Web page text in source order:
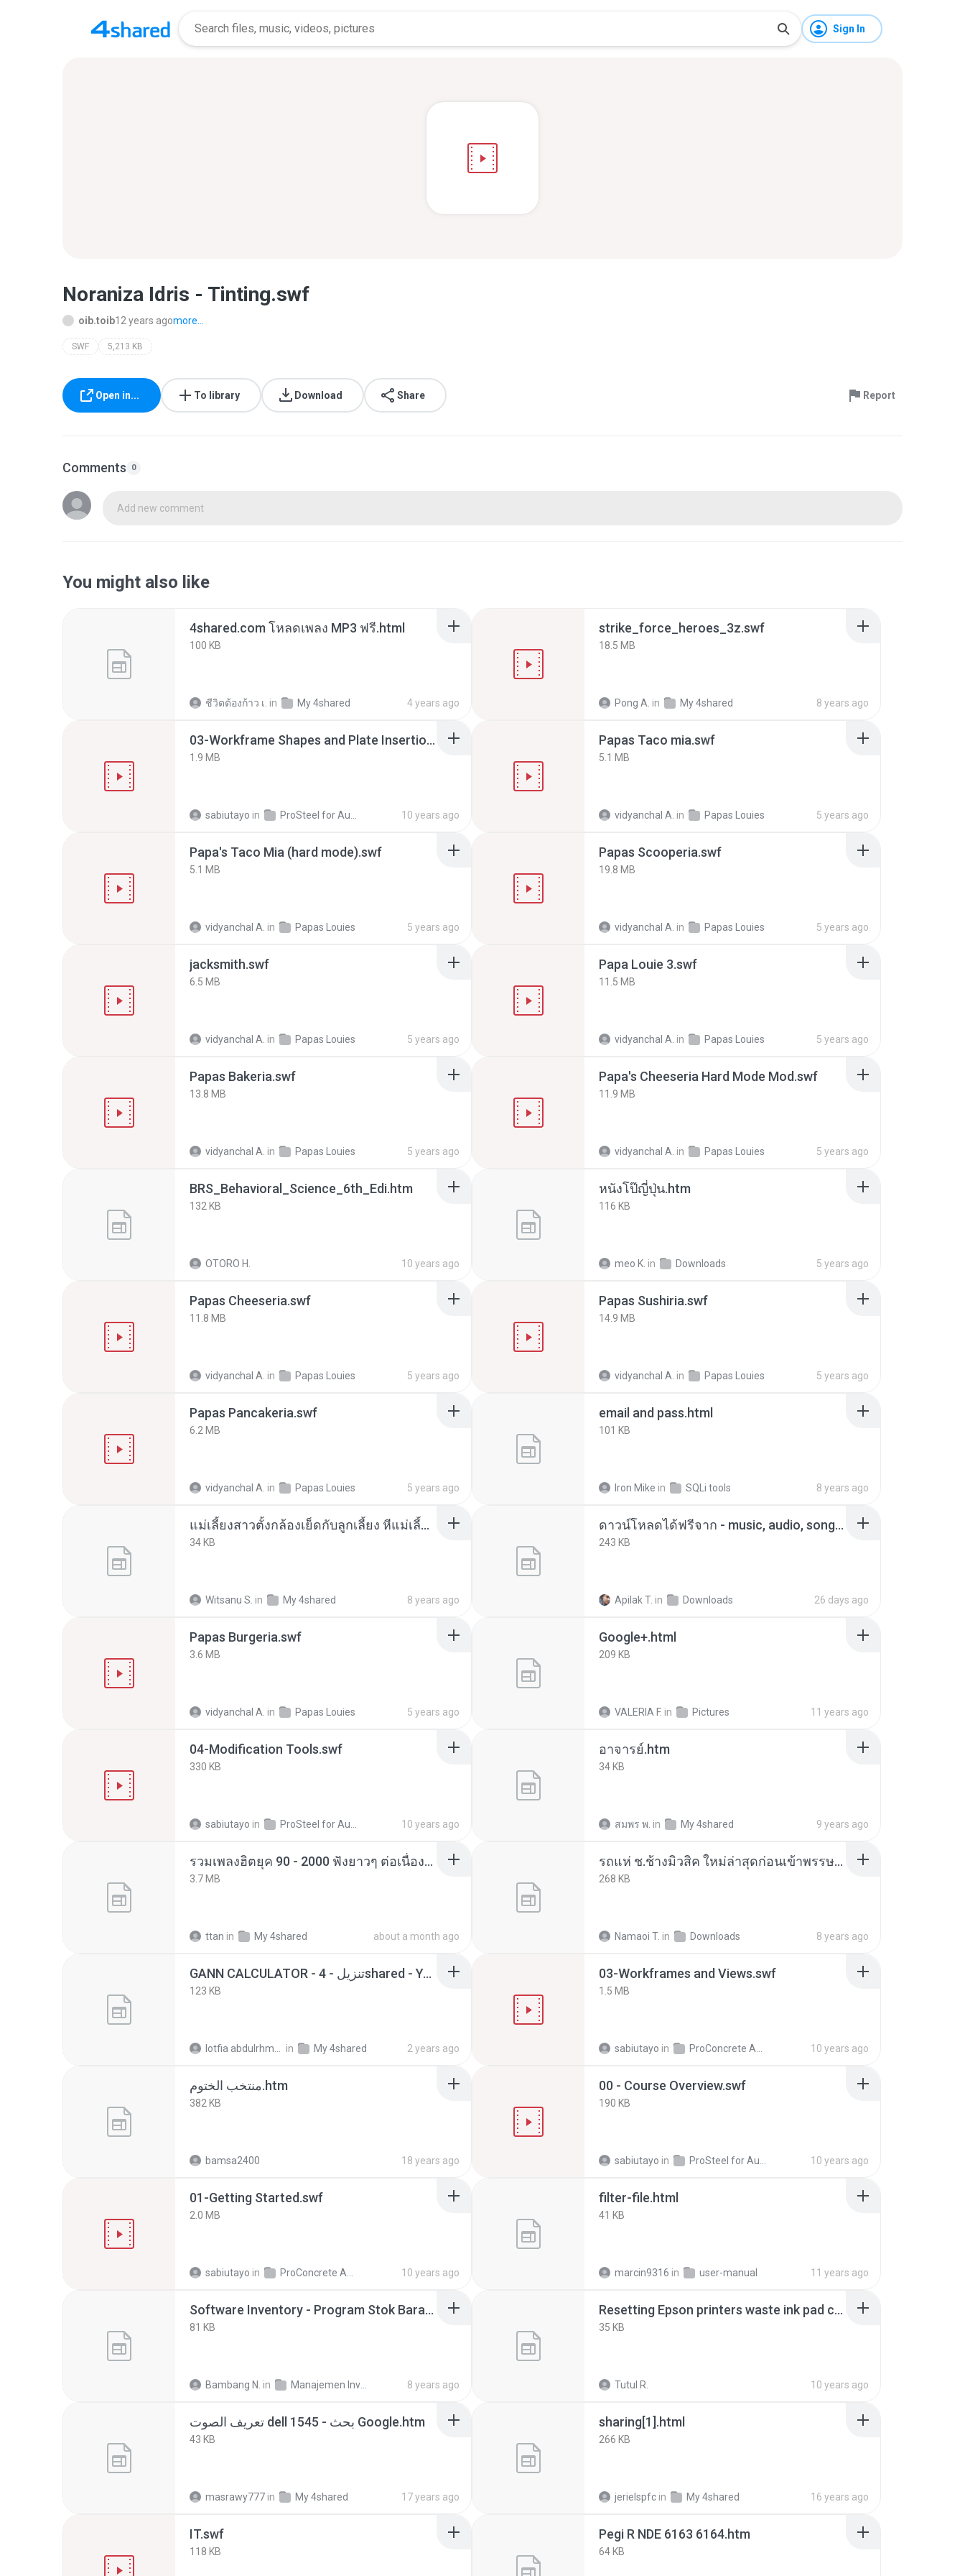
Sign In
Noraniza Idris - Tinting.swf
oib.toib12 years agomore...
SWF 5,213 KB
Open in... To library Download Share Report
Comments 0
Add new comment
You might also like
4shared.com โหลดเพลง MP3 ฟรี.html
100 KB
ชีวิตต้องก้าว เ. in My 4shared 4 years ago
strike_force_heroes_3z.swf
18.5 MB
Pong A. in My 4shared 8 years ago
03-Workframe Shapes and Plate Insertion.swf
1.9 MB
sabiutayo in 10 years ago
Papas Taco mia.swf
5.1 MB
vidyanchal A. in Papas Louies 5 years ago
Papa's Taco Mia (hard mode).swf
5.1 MB
vidyanchal A. in Papas Louies 5 years ago
Papas Scooperia.swf
19.8 MB
vidyanchal A. in Papas Louies 5 years ago
jacksmith.swf
6.5 MB
vidyanchal A. in Papas Louies 5 years ago
Papa Louie 3.swf
11.5 MB
vidyanchal A. in Papas Louies 5 years ago
Papas Bakeria.swf
13.8 MB
vidyanchal A. in Papas Louies 5 years ago
Papa's Cheeseria Hard Mode Mod.swf
11.9 MB
vidyanchal A. in Papas Louies 5 years ago
BRS_Behavioral_Science_6th_Edi.htm
132 KB
OTORO H. 10 years ago
หนังโป๊ญี่ปุ่น.htm
116 KB
meo K. in Downloads 5 years ago
Papas Cheeseria.swf
11.8 MB
vidyanchal A. in Papas Louies 5 years ago
Papas Sushiria.swf
14.9 MB
vidyanchal A. in Papas Louies 5 years ago
Papas Pancakeria.swf
6.2 MB
vidyanchal A. in Papas Louies 5 years ago
email and pass.html
101 KB
Iron Mike in SQLi tools 8 years ago
แม่เลี้ยงสาวตั้งกล้องเย็ดกับลูกเลี้ยง หีแม่เลี้ยงเ.html
34 KB
Witsanu S. in My 4shared 8 years ago
ดาวน์โหลดได้ฟรีจาก - music, audio, song - 4shared - การใช้แฟ้มร่วมกันและพื้นที่จัดเก็บโดยไม่เสียค่าใช้จ่าย.html
243 KB
Apilak T. in Downloads 26 days ago
Papas Burgeria.swf
3.6 MB
vidyanchal A. in Papas Louies 5 years ago
Google+.html
209 KB
VALERIA F. in Pictures 11 years ago
04-Modification Tools.swf
330 KB
sabiutayo in 10 years ago
อาจารย์.htm
34 KB
สมพร พ. in My 4shared 9 years ago
รวมเพลงฮิตยุค 90 - 2000 ฟังยาวๆ ต่อเนื่อง 24 เพลง _ ใจนักเลง _ แพ้ใจ _ เล่าสู่กันฟัง - YouTube.html
3.7 MB
ttan in My 4shared about a month ago
รถแห่ ช.ช้างมิวสิค ใหม่ล่าสุดก่อนเข้าพรรษา 2559 cover (5) - ดาวน์โหลด MP3, เล่น, ฟังเพลง - 4shared - Namaoi Tubsawad.html
268 KB
Namaoi T. in Downloads 8 years ago
GANN CALCULATOR - تنزيل - 4shared - Ys ys.html
123 KB
in My 4shared 2 years ago
03-Workframes and Views.swf
1.5 MB
sabiutayo in 10 years ago
منتخب الختوم.htm
382 KB
bamsa2400 18 years ago
00 - Course Overview.swf
190 KB
sabiutayo in 10 years ago
01-Getting Started.swf
2.0 MB
sabiutayo in 10 years ago
filter-file.html
41 KB
marcin9316 in user-manual 11 years ago
Software Inventory - Program Stok Barang Gudang - Gratis Download.html
81 KB
Bambang N. in 8 years ago
Resetting Epson printers waste ink pad counter using the SSC Service Utility ( The INK Store ).htm
35 KB
Tutul R. 10 years ago
تعريف الصوت dell 1545 - بحث Google‏.htm
43 KB
masrawy777 in My 4shared 17 years ago
sharing[1].html
266 KB
jerielspfc in My 4shared 16 years ago
IT.swf
118 KB
Pegi R NDE 6163 6164.htm
64 KB